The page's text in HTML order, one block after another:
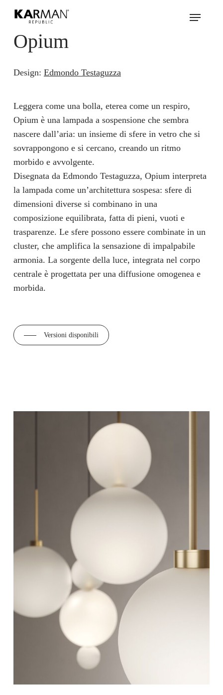
main
content
Menu
Opium
Design: Edmondo Testaguzza
Leggera come una bolla, eterea come un respiro,
Opium è una lampada a sospensione che sembra
nascere dall’aria: un insieme di sfere in vetro che si
sovrappongono e si cercano, creando un ritmo
morbido e avvolgente.
Disegnata daEdmondo Testaguzza, Opium interpreta
la lampada come un’architettura sospesa: sfere di
dimensioni diverse si combinano in una
composizione equilibrata, fatta di pieni, vuoti e
trasparenze. Le sfere possono essere combinate in un
cluster, che amplifica la sensazione di impalpabile
armonia. La sorgente della luce, integrata nel corpo
centrale è progettata per una diffusione omogenea e
morbida.
Versioni disponibili